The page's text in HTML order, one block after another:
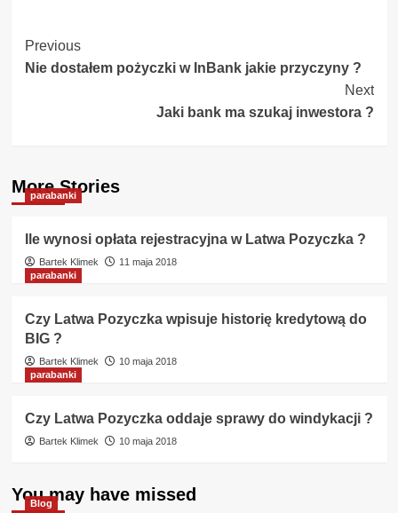
Post
Navigation
Previous
Nie dostałem pożyczki w InBank jakie przyczyny ?
Next
Jaki bank ma szukaj inwestora ?
More Stories
parabanki
Ile wynosi opłata rejestracyjna w Latwa Pozyczka ?
Bartek Klimek
11 maja 2018
parabanki
Czy Latwa Pozyczka wpisuje historię kredytową do
BIG ?
Bartek Klimek
10 maja 2018
parabanki
Czy Latwa Pozyczka oddaje sprawy do windykacji ?
Bartek Klimek 10 maja 2018
You may have missed
Blog